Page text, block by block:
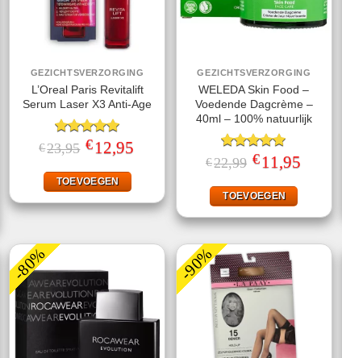
GEZICHTSVERZORGING
L’Oreal Paris Revitalift
Serum Laser X3 Anti-Age
Gewaardeerd
5.00uit 5
€23,95 Oorspronkelijke
prijs
€23,95.
€ 12,95prijs
TOEVOEGEN
GEZICHTSVERZORGING
WELEDA Skin Food –
Voedende Dagcrème –
40ml – 100% natuurlijk
Gewaardeerd
5.00uit 5
€22,99 Oorspronkelijke
prijs
€22,99.
€ 11,95prijs
TOEVOEGEN
-80% -90%